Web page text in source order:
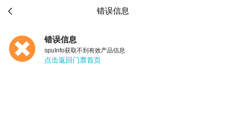
 错误信息
错误信息
spuInfo获取不到有效产品信息
点击返回门票首页